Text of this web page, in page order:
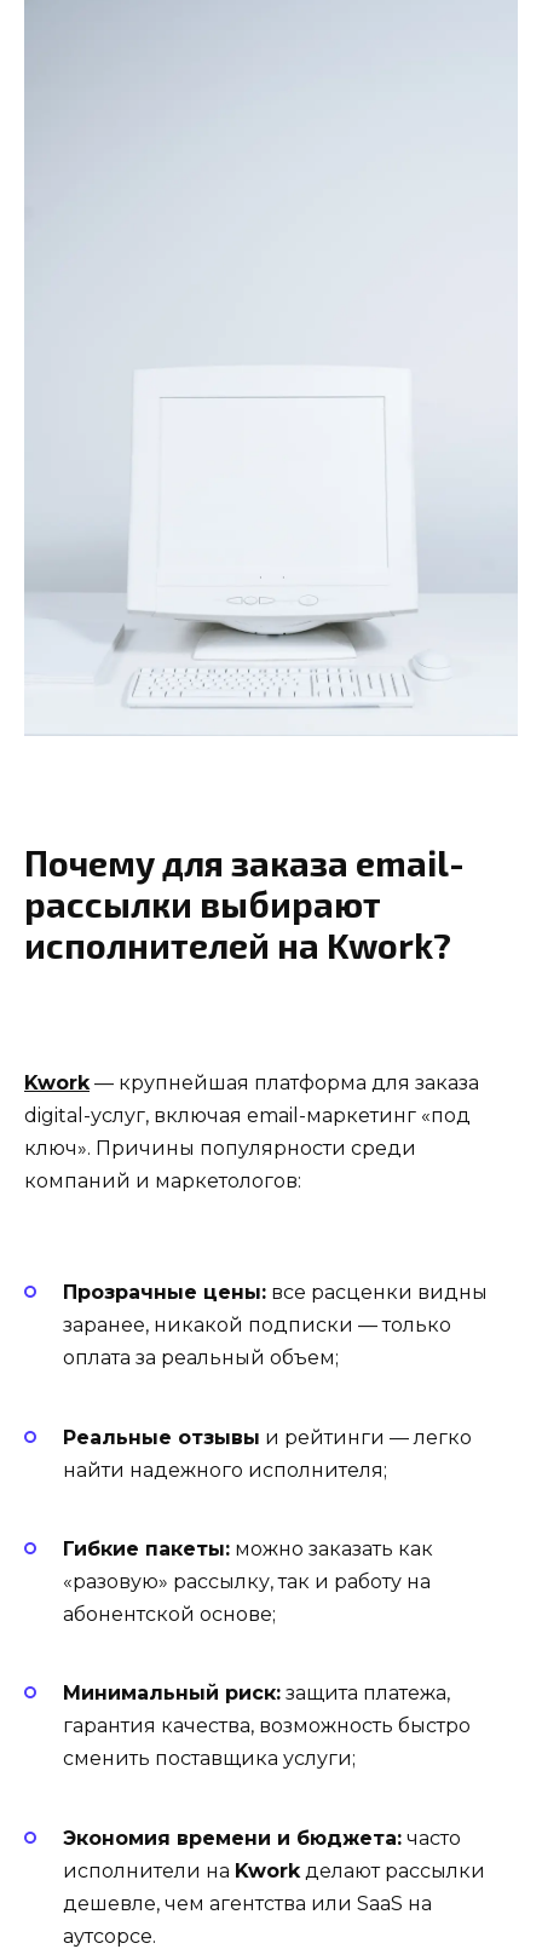
Почему для заказа email-
рассылки выбирают
исполнителей на Kwork?
Kwork — крупнейшая платформа для заказа
digital-услуг, включая email-маркетинг «под
ключ». Причины популярности среди
компаний и маркетологов:
Прозрачные цены: все расценки видны
заранее, никакой подписки — только
оплата за реальный объем;
Реальные отзывы и рейтинги — легко
найти надежного исполнителя;
Гибкие пакеты: можно заказать как
«разовую» рассылку, так и работу на
абонентской основе;
Минимальный риск: защита платежа,
гарантия качества, возможность быстро
сменить поставщика услуги;
Экономия времени и бюджета: часто
исполнители на Kwork делают рассылки
дешевле, чем агентства или SaaS на
аутсорсе.